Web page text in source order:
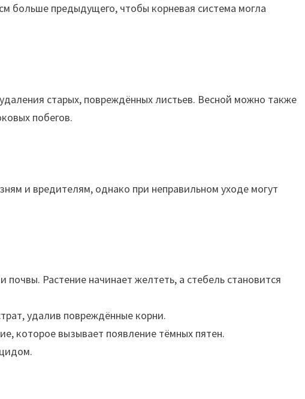
больше предыдущего, чтобы корневая система могла
старых, повреждённых листьев. Весной можно также
побегов.
и вредителям, однако при неправильном уходе могут
почвы. Растение начинает желтеть, а стебель становится
удалив повреждённые корни.
которое вызывает появление тёмных пятен.